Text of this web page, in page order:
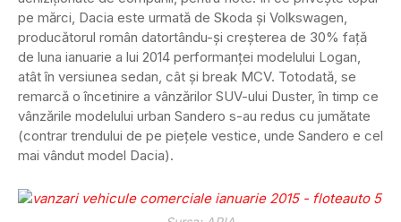
pe mărci, Dacia este urmată de Skoda și Volkswagen,
producătorul român datortându-și creșterea de 30% față
de luna ianuarie a lui 2014 performanței modelului Logan,
atât în versiunea sedan, cât și break MCV. Totodată, se
remarcă o încetinire a vânzărilor SUV-ului Duster, în timp ce
vânzările modelului urban Sandero s-au redus cu jumătate
(contrar trendului de pe piețele vestice, unde Sandero e cel
mai vândut model Dacia).